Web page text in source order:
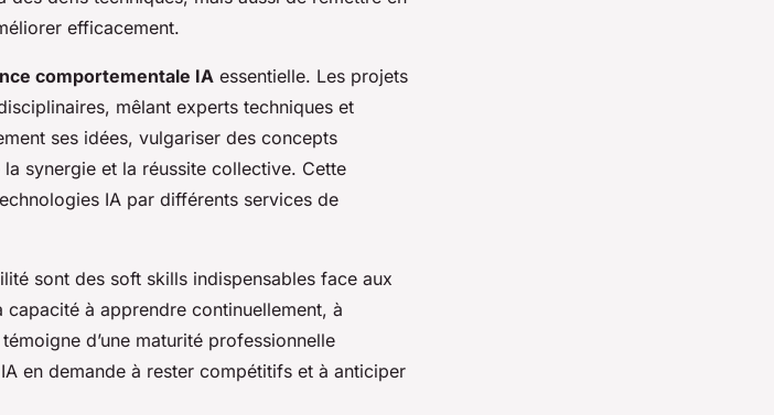
efficacement.
comportementale IA essentielle. Les projets
mêlant experts techniques et
ses idées, vulgariser des concepts
synergie et la réussite collective. Cette
IA par différents services de
sont des soft skills indispensables face aux
à apprendre continuellement, à
d’une maturité professionnelle
en demande à rester compétitifs et à anticiper